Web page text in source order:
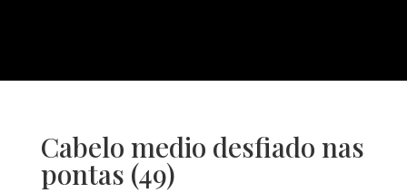
Cabelo medio desfiado nas
pontas (49)